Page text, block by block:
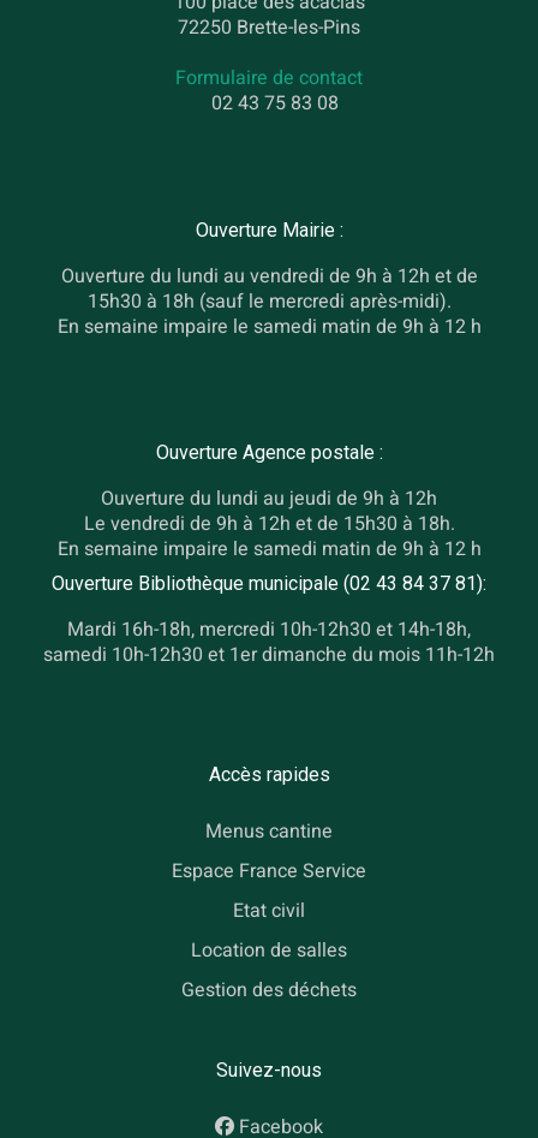
72250 Brette-les-Pins
Formulaire de contact
02 43 75 83 08
Ouverture Mairie :
Ouverture du lundi au vendredi de 9h à 12h et de
15h30 à 18h (sauf le mercredi après-midi).
En semaine impaire le samedi matin de 9h à 12 h
Ouverture Agence postale :
Ouverture du lundi au jeudi de 9h à 12h
Le vendredi de 9h à 12h et de 15h30 à 18h.
En semaine impaire le samedi matin de 9h à 12 h
Ouverture Bibliothèque municipale (02 43 84 37 81):
Mardi 16h-18h, mercredi 10h-12h30 et 14h-18h,
samedi 10h-12h30 et 1er dimanche du mois 11h-12h
Accès rapides
Menus cantine
Espace France Service
Etat civil
Location de salles
Gestion des déchets
Suivez-nous
Facebook